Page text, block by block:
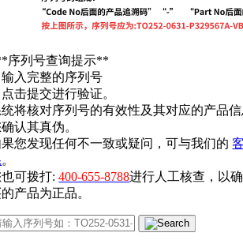
序列号查询提示**
输入完整的序列号
点击提交进行验证。
将核对序列号的有效性及其对应的产品
认其真伪。
您发现任何不一致或疑问，可与我们的
。
也可拨打:400-655-8788进行人工核查，以
产品为正品。